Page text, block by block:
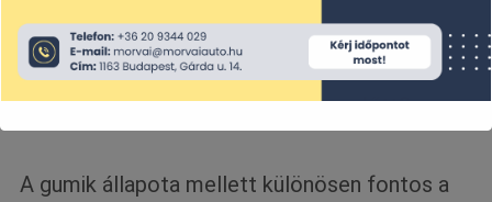
is lebonyolítjuk.
Mit vizsgálunk az autón a vizsga előtt?
A gumik állapota mellett különösen fontos a